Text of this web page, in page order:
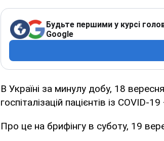
Будьте першими у курсі
Google
В Україні за минулу добу, 18
госпіталізацій пацієнтів із COVID-
Про це на брифінгу в суботу, 19